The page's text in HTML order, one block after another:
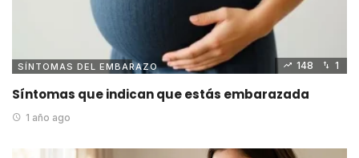
SÍNTOMAS DEL EMBARAZO 148 1
Síntomas que indican que estás embarazada
1 año ago